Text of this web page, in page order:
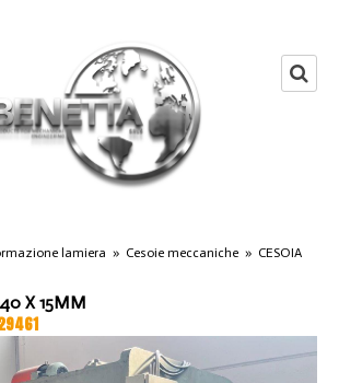
lamiera » Cesoie meccaniche » CESOIA
X 15MM